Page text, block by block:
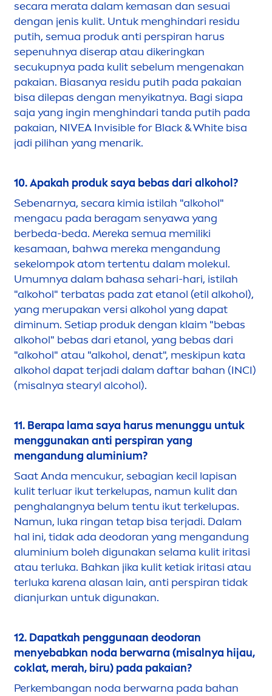
secara merata dalam kemasan dan sesuai
dengan jenis kulit. Untuk menghindari residu
putih, semua produk anti perspiran harus
sepenuhnya diserap atau dikeringkan
secukupnya pada kulit sebelum mengenakan
pakaian. Biasanya residu putih pada pakaian
bisa dilepas dengan menyikatnya. Bagi siapa
saja yang ingin menghindari tanda putih pada
pakaian, NIVEA Invisible for Black&White bisa
jadi pilihan yang menarik.
10. Apakah produk saya bebas dari alkohol?
Sebenarnya, secara kimia istilah "alkohol"
mengacu pada beragam senyawa yang
berbeda-beda. Mereka semua memiliki
kesamaan, bahwa mereka mengandung
sekelompok atom tertentu dalam molekul.
Umumnya dalam bahasa sehari-hari, istilah
"alkohol" terbatas pada zat etanol (etil alkohol),
yang merupakan versi alkohol yang dapat
diminum. Setiap produk dengan klaim "bebas
alkohol" bebas dari etanol, yang bebas dari
"alkohol" atau "alkohol, denat", meskipun kata
alkohol dapat terjadi dalam daftar bahan (INCI)
(misalnya stearyl alcohol).
11. Berapa lama saya harus menunggu untuk
menggunakan anti perspiran yang
mengandung aluminium?
Saat Anda mencukur, sebagian kecil lapisan
kulit terluar ikut terkelupas, namun kulit dan
penghalangnya belum tentu ikut terkelupas.
Namun, luka ringan tetap bisa terjadi. Dalam
hal ini, tidak ada deodoran yang mengandung
aluminium boleh digunakan selama kulit iritasi
atau terluka. Bahkan jika kulit ketiak iritasi atau
terluka karena alasan lain, anti perspiran tidak
dianjurkan untuk digunakan.
12. Dapatkah penggunaan deodoran
menyebabkan noda berwarna (misalnya hijau,
coklat, merah, biru) pada pakaian?
Perkembangan noda berwarna pada bahan